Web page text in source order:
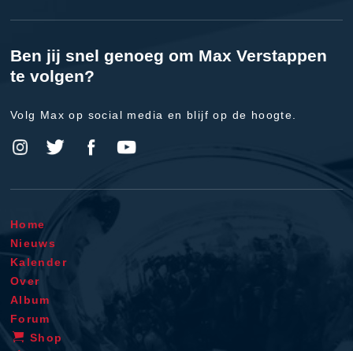
Ben jij snel genoeg om Max Verstappen
te volgen?
Volg Max op social media en blijf op de hoogte.
Home
Nieuws
Kalender
Over
Album
Forum
Shop